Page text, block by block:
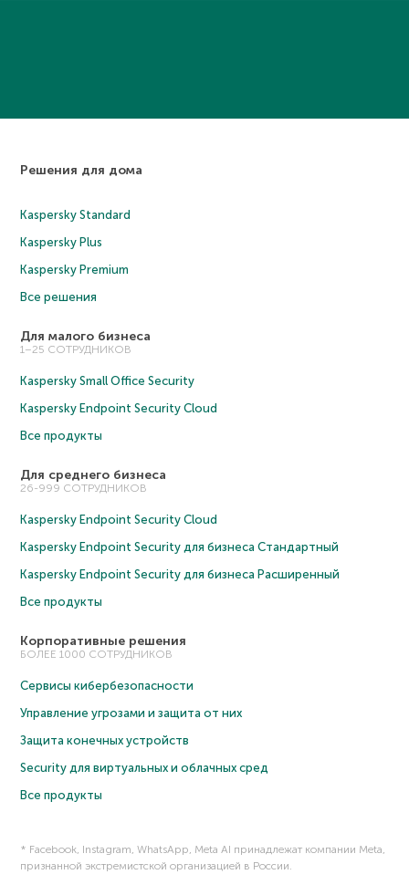
Решения для дома
Kaspersky Standard
Kaspersky Plus
Kaspersky Premium
Все решения
Для малого бизнеса
1–25 СОТРУДНИКОВ
Kaspersky Small Office Security
Kaspersky Endpoint Security Cloud
Все продукты
Для среднего бизнеса
26-999 СОТРУДНИКОВ
Kaspersky Endpoint Security Cloud
Kaspersky Endpoint Security для бизнеса Cтандартный
Kaspersky Endpoint Security для бизнеса Расширенный
Все продукты
Корпоративные решения
БОЛЕЕ 1000 СОТРУДНИКОВ
Сервисы кибербезопасности
Управление угрозами и защита от них
Защита конечных устройств
Security для виртуальных и облачных сред
Все продукты
* Facebook, Instagram, WhatsApp, Meta AI принадлежат компании Meta,
признанной экстремистской организацией в России.